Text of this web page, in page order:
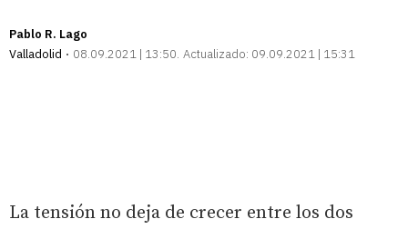
Pablo R. Lago
Valladolid
08.09.2021 | 13:50 Actualizado: 09.09.2021 | 15:31
La tensión no deja de crecer entre los dos